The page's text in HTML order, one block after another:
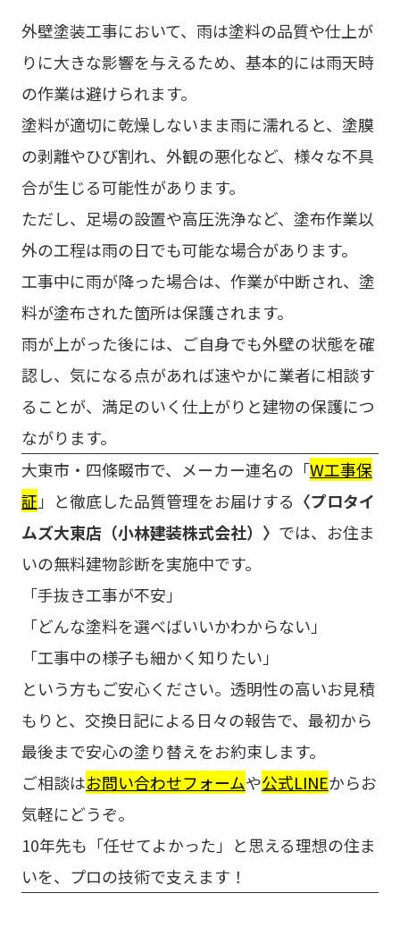
外壁塗装工事において、雨は塗料の品質や仕上が
りに大きな影響を与えるため、基本的には雨天時
の作業は避けられます。
塗料が適切に乾燥しないまま雨に濡れると、塗膜
の剥離やひび割れ、外観の悪化など、様々な不具
合が生じる可能性があります。
ただし、足場の設置や高圧洗浄など、塗布作業以
外の工程は雨の日でも可能な場合があります。
工事中に雨が降った場合は、作業が中断され、塗
料が塗布された箇所は保護されます。
雨が上がった後には、ご自身でも外壁の状態を確
認し、気になる点があれば速やかに業者に相談す
ることが、満足のいく仕上がりと建物の保護につ
ながります。
大東市・四條畷市で、メーカー連名の「W工事保
証 」と徹底した品質管理をお届けする 〈プロタイ
ムズ大東店（小林建装株式会社）〉 では、お住ま
いの無料建物診断を実施中です。
「手抜き工事が不安」
「どんな塗料を選べばいいかわからない」
「工事中の様子も細かく知りたい」
という方もご安心ください。透明性の高いお見積
もりと、交換日記による日々の報告で、最初から
最後まで安心の塗り替えをお約束します。
ご相談はお問い合わせフォームや公式LINEからお
気軽にどうぞ。
10年先も「任せてよかった」と思える理想の住ま
いを、プロの技術で支えます！